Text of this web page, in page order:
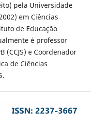
pela Universidade
em Ciências
de Educação
é professor
(CCJS) e Coordenador
de Ciências